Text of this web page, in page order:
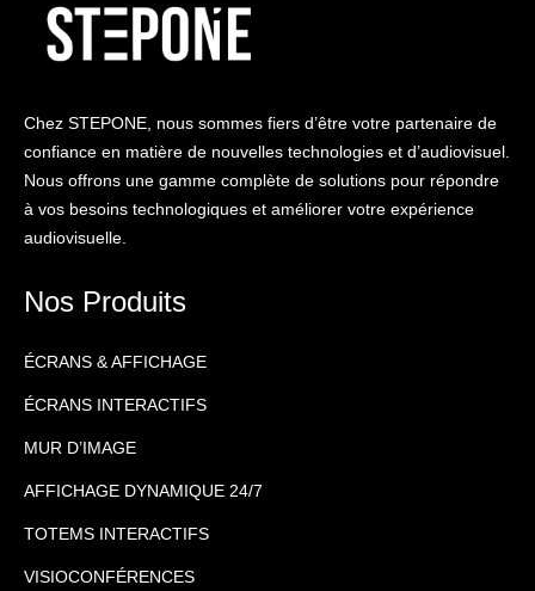
Chez STEPONE, nous sommes fiers d’être votre partenaire de
confiance en matière de nouvelles technologies et d’audiovisuel.
Nous offrons une gamme complète de solutions pour répondre
à vos besoins technologiques et améliorer votre expérience
audiovisuelle.
Nos Produits
ÉCRANS & AFFICHAGE
ÉCRANS INTERACTIFS
MUR D’IMAGE
AFFICHAGE DYNAMIQUE 24/7
TOTEMS INTERACTIFS
VISIOCONFÉRENCES